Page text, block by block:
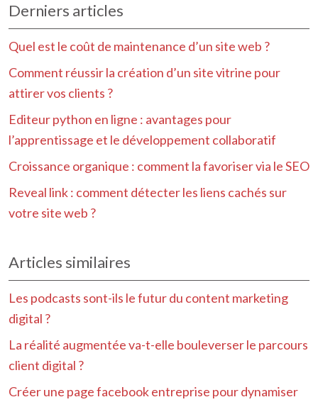
Derniers articles
Quel est le coût de maintenance d’un site web ?
Comment réussir la création d’un site vitrine pour
attirer vos clients ?
Editeur python en ligne : avantages pour
l’apprentissage et le développement collaboratif
Croissance organique : comment la favoriser via le SEO
Reveal link : comment détecter les liens cachés sur
votre site web ?
Articles similaires
Les podcasts sont-ils le futur du content marketing
digital ?
La réalité augmentée va-t-elle bouleverser le parcours
client digital ?
Créer une page facebook entreprise pour dynamiser